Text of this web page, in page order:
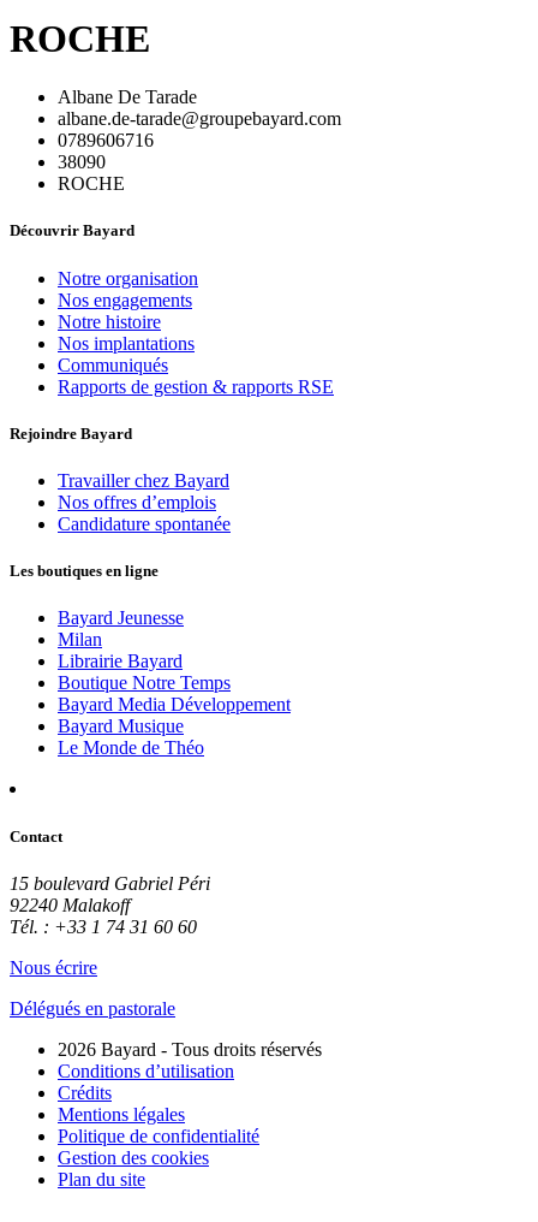
ROCHE
Albane De Tarade
albane.de-tarade@groupebayard.com
0789606716
38090
ROCHE
Découvrir Bayard
Notre organisation
Nos engagements
Notre histoire
Nos implantations
Communiqués
Rapports de gestion & rapports RSE
Rejoindre Bayard
Travailler chez Bayard
Nos offres d’emplois
Candidature spontanée
Les boutiques en ligne
Bayard Jeunesse
Milan
Librairie Bayard
Boutique Notre Temps
Bayard Media Développement
Bayard Musique
Le Monde de Théo
Contact
15 boulevard Gabriel Péri
92240 Malakoff
Tél. : +33 1 74 31 60 60
Nous écrire
Délégués en pastorale
2026 Bayard - Tous droits réservés
Conditions d’utilisation
Crédits
Mentions légales
Politique de confidentialité
Gestion des cookies
Plan du site